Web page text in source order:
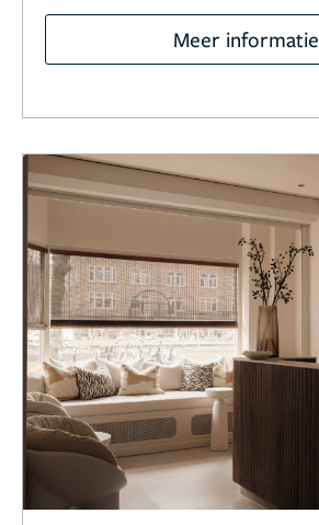
Meer informatie